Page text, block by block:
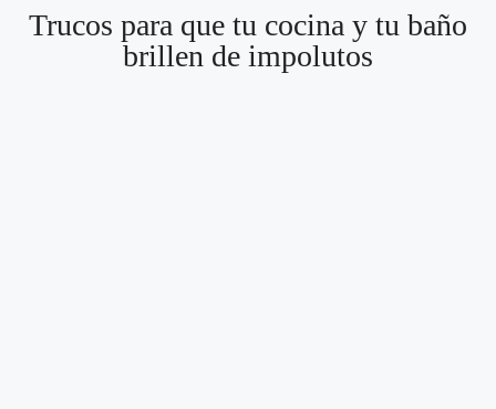
Trucos para que tu cocina y tu baño
brillen de impolutos